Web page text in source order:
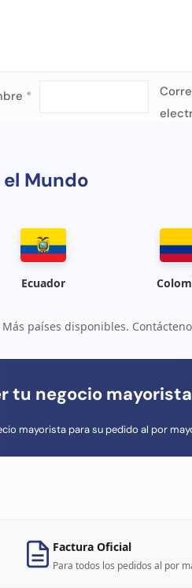
*
Mundo
Ecuador
Más países disponibles.
tu negocio
mayorista para su pedido al por
Factura Oficial
Para todos los pedidos al por